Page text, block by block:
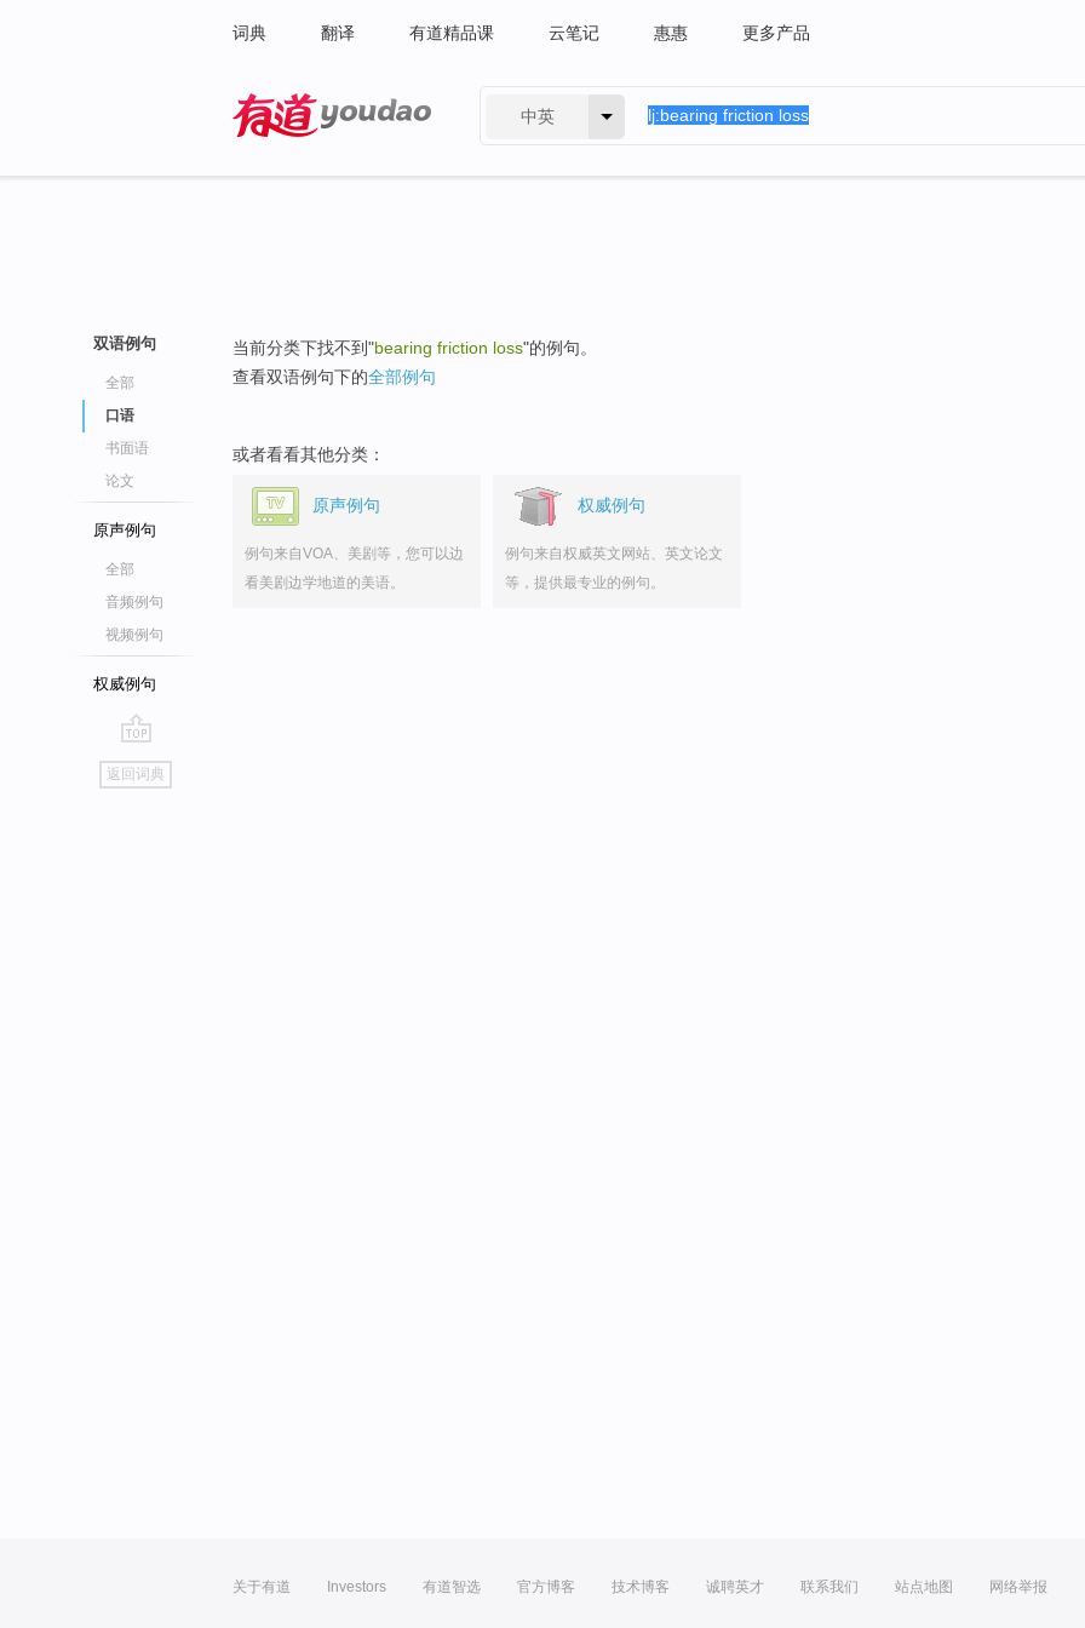
词典 翻译 有道精品课 云笔记 惠惠 更多产品
中英
双语例句
全部
口语
书面语
论文
原声例句
全部
音频例句
视频例句
权威例句
go
top
返回词典
当前分类下找不到"bearing friction loss"的例句。
查看双语例句下的全部例句
或者看看其他分类：
原声例句
例句来自VOA、美剧等，您可以边
看美剧边学地道的美语。
权威例句
例句来自权威英文网站、英文论文
等，提供最专业的例句。
关于有道 Investors 有道智选 官方博客 技术博客 诚聘英才 联系我们 站点地图 网络举报